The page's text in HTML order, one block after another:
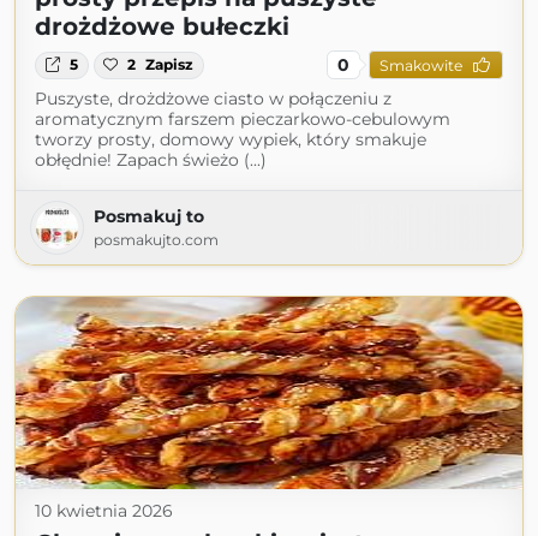
drożdżowe bułeczki
5 2 Zapisz 0 Smakowite
Puszyste, drożdżowe ciasto w połączeniu z
aromatycznym farszem pieczarkowo-cebulowym
tworzy prosty, domowy wypiek, który smakuje
obłędnie! Zapach świeżo (...)
Posmakuj to
posmakujto.com
10 kwietnia 2026